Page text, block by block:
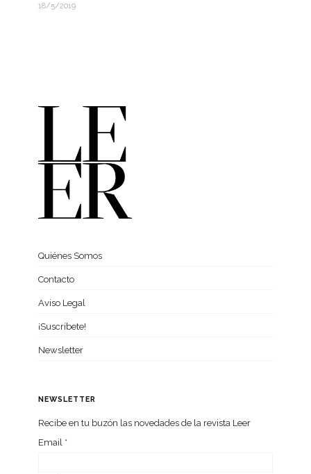
18/5/2019
Quiénes Somos
Contacto
Aviso Legal
¡Suscríbete!
Newsletter
NEWSLETTER
Recibe en tu buzón las nove­da­des de la revista Leer
Email *